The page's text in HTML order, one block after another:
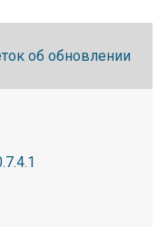
об обновлении